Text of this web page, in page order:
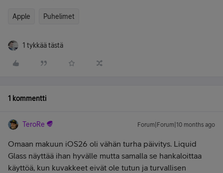
Apple Puhelimet
1 tykkää tästä
1 kommentti
TeroRe Forum|Forum|10 months ago
Omaan makuun iOS26 oli vähän turha päivitys. Liquid
Glass näyttää ihan hyvälle mutta samalla se hankaloittaa
käyttöä, kun kuvakkeet eivät ole tutun ja turvallisen